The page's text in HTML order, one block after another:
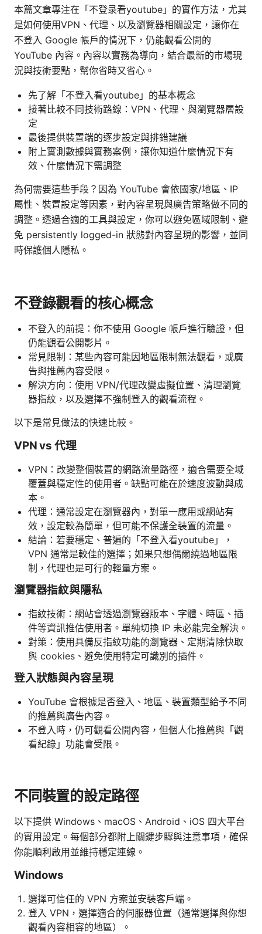
本篇文章專注在「不登录看youtube」的實作方法，尤其
是如何使用VPN、代理、以及瀏覽器相關設定，讓你在
不登入 Google 帳戶的情況下，仍能觀看公開的
YouTube 內容。內容以實務為導向，結合最新的市場現
況與技術要點，幫你省時又省心。
先了解「不登入看youtube」的基本概念
接著比較不同技術路線：VPN、代理、與瀏覽器層設
定
最後提供裝置端的逐步設定與排錯建議
附上實測數據與實務案例，讓你知道什麼情況下有
效、什麼情況下需調整
為何需要這些手段？因為 YouTube 會依國家/地區、IP
屬性、裝置設定等因素，對內容呈現與廣告策略做不同的
調整。透過合適的工具與設定，你可以避免區域限制、避
免 persistently logged-in 狀態對內容呈現的影響，並同
時保護個人隱私。
不登錄觀看的核心概念
不登入的前提：你不使用 Google 帳戶進行驗證，但
仍能觀看公開影片。
常見限制：某些內容可能因地區限制無法觀看，或廣
告與推薦內容受限。
解決方向：使用 VPN/代理改變虛擬位置、清理瀏覽
器指紋，以及選擇不強制登入的觀看流程。
以下是常見做法的快速比較。
VPN vs 代理
VPN：改變整個裝置的網路流量路徑，適合需要全域
覆蓋與穩定性的使用者。缺點可能在於速度波動與成
本。
代理：通常設定在瀏覽器內，對單一應用或網站有
效，設定較為簡單，但可能不保護全裝置的流量。
結論：若要穩定、普遍的「不登入看youtube」，
VPN 通常是較佳的選擇；如果只想偶爾繞過地區限
制，代理也是可行的輕量方案。
瀏覽器指紋與隱私
指紋技術：網站會透過瀏覽器版本、字體、時區、插
件等資訊推估使用者。單純切換 IP 未必能完全解決。
對策：使用具備反指紋功能的瀏覽器、定期清除快取
與 cookies、避免使用特定可識別的插件。
登入狀態與內容呈現
YouTube 會根據是否登入、地區、裝置類型給予不同
的推薦與廣告內容。
不登入時，仍可觀看公開內容，但個人化推薦與「觀
看紀錄」功能會受限。
不同裝置的設定路徑
以下提供 Windows、macOS、Android、iOS 四大平台
的實用設定。每個部分都附上關鍵步驟與注意事項，確保
你能順利啟用並維持穩定連線。
Windows
選擇可信任的 VPN 方案並安裝客戶端。
登入 VPN，選擇適合的伺服器位置（通常選擇與你想
觀看內容相容的地區）。